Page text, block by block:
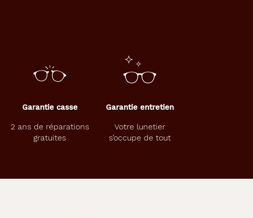
Garantie casse
2 ans de réparations
gratuites
Garantie entretien
Votre lunetier
s’occupe de tout